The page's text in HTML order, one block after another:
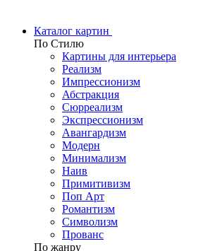
Каталог картин
По Стилю
Картины для интерьера
Реализм
Импрессионизм
Абстракция
Сюрреализм
Экспрессионизм
Авангардизм
Модерн
Минимализм
Наив
Примитивизм
Поп Арт
Романтизм
Символизм
Прованс
По жанру